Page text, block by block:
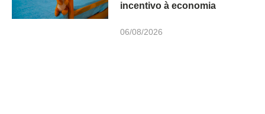
incentivo à economia
06/08/2026